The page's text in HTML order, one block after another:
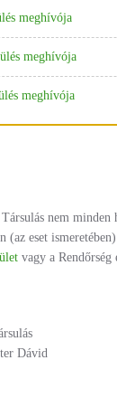
meghívója
meghívója
meghívója
nem minden
(az eset
vagy a Rendőrség
Dávid